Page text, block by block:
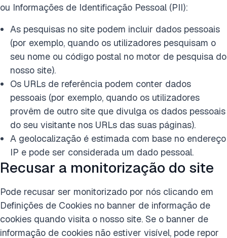
ou Informações de Identificação Pessoal (PII):
As pesquisas no site podem incluir dados pessoais
(por exemplo, quando os utilizadores pesquisam o
seu nome ou código postal no motor de pesquisa do
nosso site).
Os URLs de referência podem conter dados
pessoais (por exemplo, quando os utilizadores
provêm de outro site que divulga os dados pessoais
do seu visitante nos URLs das suas páginas).
A geolocalização é estimada com base no endereço
IP e pode ser considerada um dado pessoal.
Recusar a monitorização do site
Pode recusar ser monitorizado por nós clicando em
Definições de Cookies no banner de informação de
cookies quando visita o nosso site. Se o banner de
informação de cookies não estiver visível, pode repor